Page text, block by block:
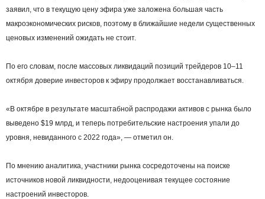
заявил, что в текущую цену эфира уже заложена большая часть
макроэкономических рисков, поэтому в ближайшие недели существенных
ценовых изменений ожидать не стоит.
По его словам, после массовых ликвидаций позиций трейдеров 10–11
октября доверие инвесторов к эфиру продолжает восстанавливаться.
«В октябре в результате масштабной распродажи активов с рынка было
выведено $19 млрд, и теперь потребительские настроения упали до
уровня, невиданного с 2022 года», — отметил он.
По мнению аналитика, участники рынка сосредоточены на поиске
источников новой ликвидности, недооценивая текущее состояние
настроений инвесторов.